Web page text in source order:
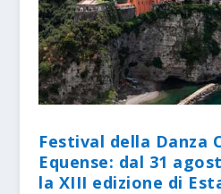
Festival della Danza
Equense: dal 31
la XIII edizione di